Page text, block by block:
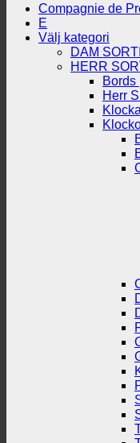
Compagnie de
E
Välj kategori
DAM
HERR
Bords
Herr